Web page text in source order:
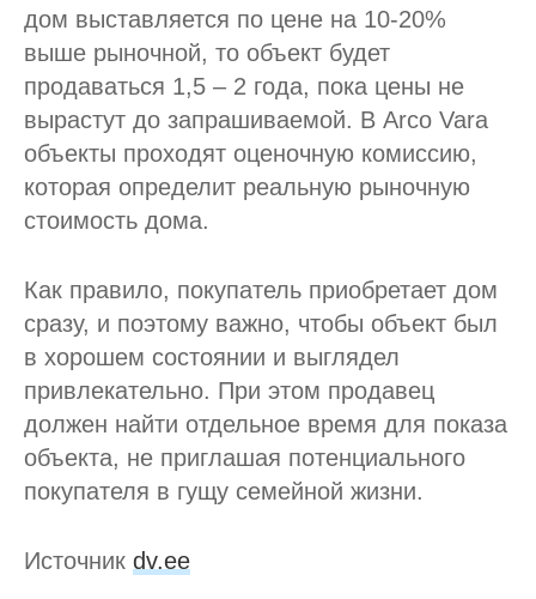
дом выставляется по цене на 10-20%
выше рыночной, то объект будет
продаваться 1,5 – 2 года, пока цены не
вырастут до запрашиваемой. В Arco Vara
объекты проходят оценочную комиссию,
которая определит реальную рыночную
стоимость дома.
Как правило, покупатель приобретает дом
сразу, и поэтому важно, чтобы объект был
в хорошем состоянии и выглядел
привлекательно. При этом продавец
должен найти отдельное время для показа
объекта, не приглашая потенциального
покупателя в гущу семейной жизни.
Источник dv.ee